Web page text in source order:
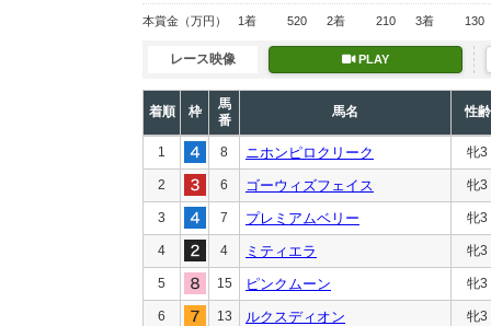
本賞金 （万円） 1着 520 2着 210 3着 130
レース映像 PLAY
着順 枠
馬
番
馬名 性齢
1 8 ニホンピロクリーク 牝3
2 6 ゴーウィズフェイス 牝3
3 7 プレミアムベリー 牝3
4 4 ミティエラ 牝3
5 15 ピンクムーン 牝3
6 13 ルクスディオン 牝3